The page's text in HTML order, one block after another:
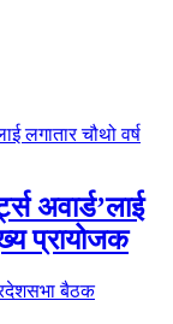
अवार्ड’लाई
प्रायोजक